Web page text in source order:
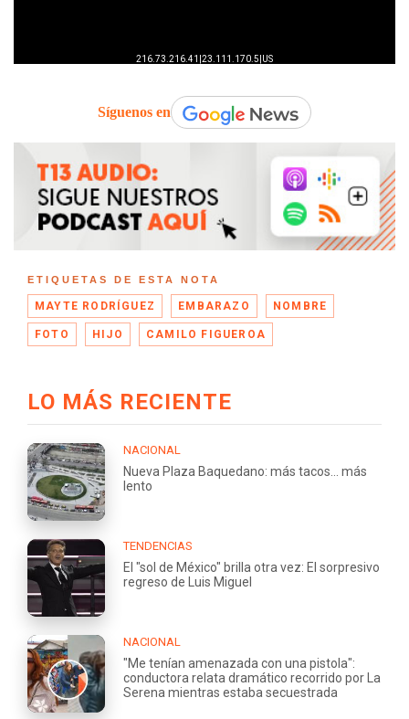
Síguenos en
ETIQUETAS DE ESTA NOTA
MAYTE RODRÍGUEZ EMBARAZO NOMBRE
FOTO HIJO CAMILO FIGUEROA
LO MÁS RECIENTE
NACIONAL
Nueva Plaza Baquedano: más tacos... más
lento
TENDENCIAS
El "sol de México" brilla otra vez: El sorpresivo
regreso de Luis Miguel
NACIONAL
"Me tenían amenazada con una pistola":
conductora relata dramático recorrido por La
Serena mientras estaba secuestrada